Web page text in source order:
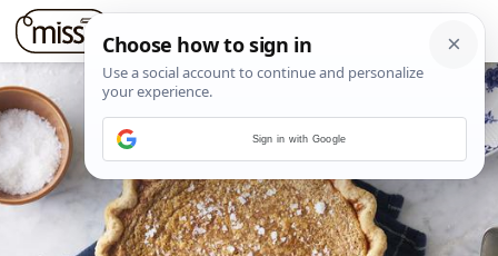
Sign in with Google